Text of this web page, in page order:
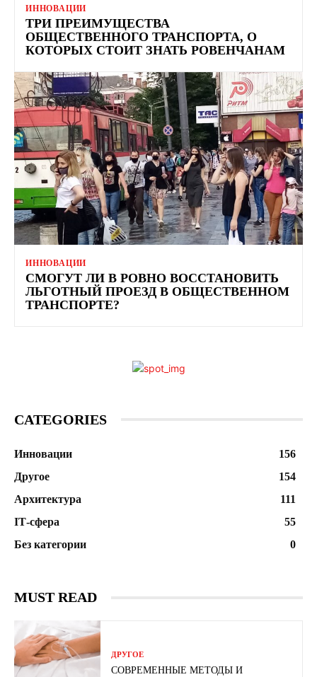
ИННОВАЦИИ
ТРИ ПРЕИМУЩЕСТВА
ОБЩЕСТВЕННОГО ТРАНСПОРТА, О
КОТОРЫХ СТОИТ ЗНАТЬ РОВЕНЧАНАМ
ИННОВАЦИИ
СМОГУТ ЛИ В РОВНО ВОССТАНОВИТЬ
ЛЬГОТНЫЙ ПРОЕЗД В ОБЩЕСТВЕННОМ
ТРАНСПОРТЕ?
CATEGORIES
Инновации
156
Другое
154
Архитектура
111
ІТ-сфера
55
Без категории
0
MUST READ
ДРУГОЕ
СОВРЕМЕННЫЕ МЕТОДЫ И